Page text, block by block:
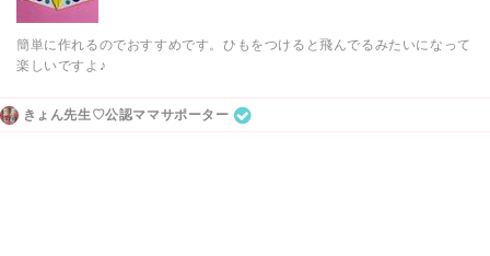
簡単に作れるのでおすすめです。ひもをつけると飛んでるみたいになって
楽しいですよ♪
きょん先生♡公認ママサポーター